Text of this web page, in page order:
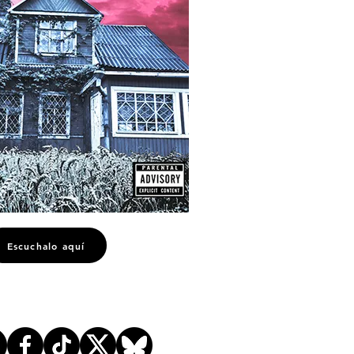
Escuchalo aquí